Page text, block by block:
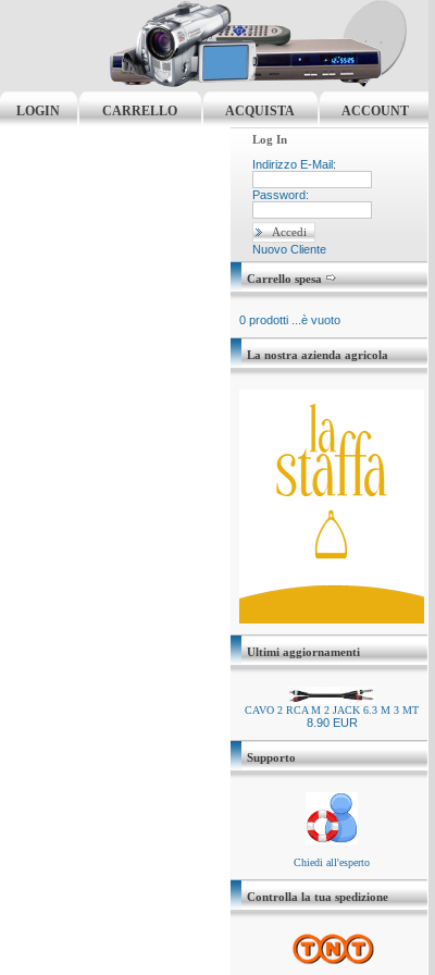
LOGIN CARRELLO ACQUISTA ACCOUNT
Log In
Indirizzo E-Mail:
Password:
Nuovo Cliente
Carrello spesa
0 prodotti ...è vuoto
La nostra azienda agricola
Ultimi aggiornamenti
CAVO 2 RCA M 2 JACK 6.3 M 3 MT
8.90 EUR
Supporto
Chiedi all'esperto
Controlla la tua spedizione